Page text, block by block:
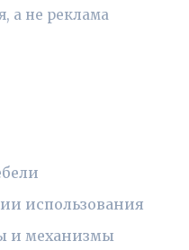
а не реклама
использования
и механизмы